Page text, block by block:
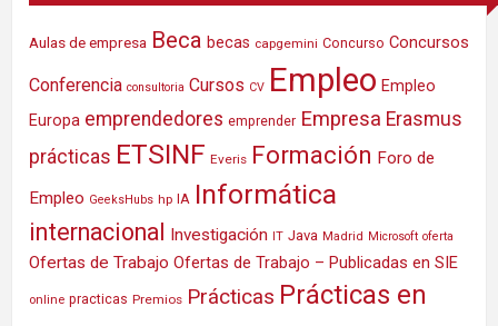
Aulas de empresa Beca becas capgemini Concurso Concursos
Conferencia consultoria Cursos CV Empleo Empleo
Europa emprendedores emprender Empresa Erasmus
prácticas ETSINF Everis Formación Foro de
Empleo GeeksHubs hp IA Informática
internacional Investigación IT Java Madrid Microsoft oferta
Ofertas de Trabajo Ofertas de Trabajo – Publicadas en SIE
online practicas Premios Prácticas Prácticas en